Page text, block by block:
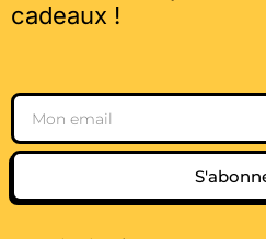
cadeaux !
Email